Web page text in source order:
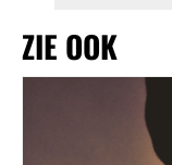
ZIE OOK